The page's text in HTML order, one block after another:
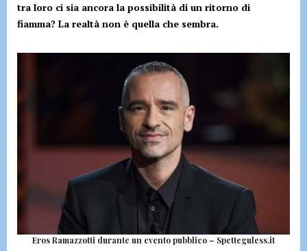
tra loro ci sia ancora la possibilità di un ritorno di
fiamma? La realtà non è quella che sembra.
Eros Ramazzotti durante un evento pubblico – Spetteguless.it